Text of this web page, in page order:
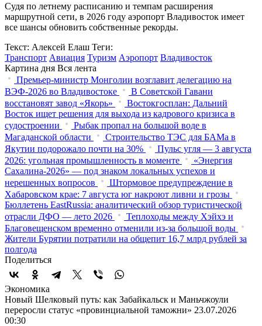
Судя по летнему расписанию и темпам расширения
маршрутной сети, в 2026 году аэропорт Владивосток имеет
все шансы обновить собственные рекорды.
Текст: Алексей Елаш Теги:
Транспорт Авиация Туризм Аэропорт Владивосток
Картина дня Вся лента
Премьер-министр Монголии возглавит делегацию на
ВЭФ‑2026 во Владивостоке
В Советской Гавани
восстановят завод «Якорь»
Востокгосплан: Дальний
Восток ищет решения для выхода из кадрового кризиса в
судостроении
Рыбак пропал на большой воде в
Магаданской области
Строительство ТЭС для БАМа в
Якутии подорожало почти на 30%
Пульс угля — 3 августа
2026: угольная промышленность в моменте
«Энергия
Сахалина-2026» — под знаком локальных успехов и
нерешенных вопросов
Штормовое предупреждение в
Хабаровском крае: 7 августа юг накроют ливни и грозы
Бюллетень EastRussia: аналитический обзор туристической
отрасли ДФО — лето 2026
Теплоходы между Хэйхэ и
Благовещенском временно отменили из-за большой воды
Жители Бурятии потратили на общепит 16,7 млрд рублей за
полгода
Поделиться
Экономика
Новый Шелковый путь: как Забайкальск и Маньчжоули
переросли статус «провинциальной таможни» 23.07.2026
00:30